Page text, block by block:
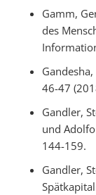
Gamm,
des
46-47
Gandler,
und
144-159.
Gandler,